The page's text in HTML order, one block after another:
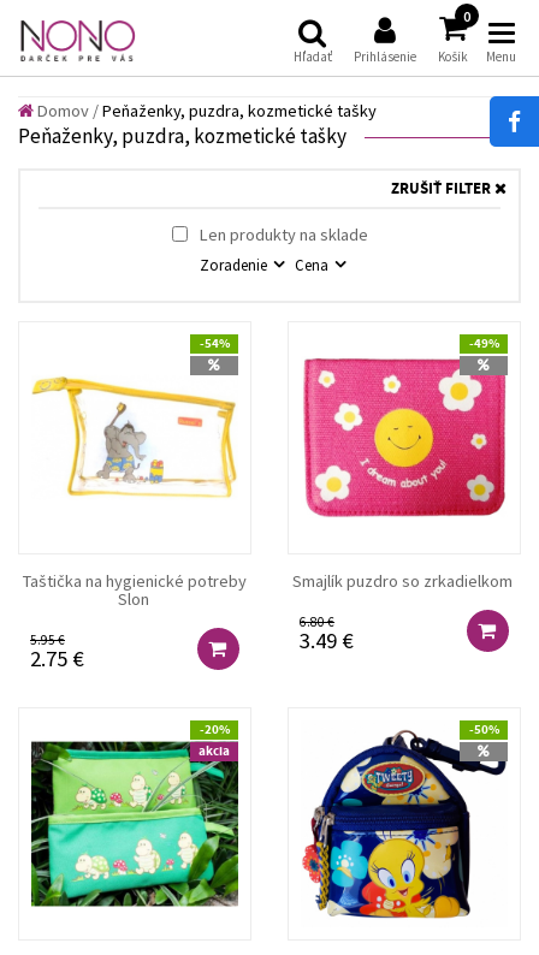
Hľadať Prihlásenie
0
Košík Menu
Domov /Peňaženky, puzdra, kozmetické tašky
Peňaženky, puzdra, kozmetické tašky
Len produkty na sklade
Zoradenie Cena
ZRUŠIŤ FILTER
-54%
Taštička na hygienické potreby
Slon
5.95 €
2.75 €
-49%
Smajlík puzdro so zrkadielkom
6.80 €
3.49 €
-20%
akcia
-50%